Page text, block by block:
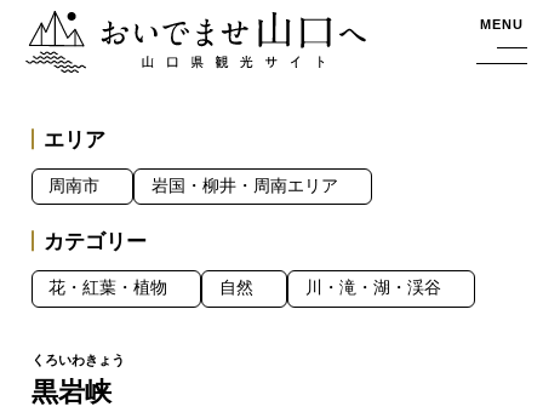
おいでませ山口へー山口県観光サイト MENU
黒岩峡
エリア
周南市 岩国・柳井・周南エリア
カテゴリー
花・紅葉・植物 自然 川・滝・湖・渓谷